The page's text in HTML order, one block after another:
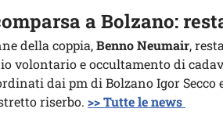
a Bolzano:
della coppia,Benno Neumair,
volontario e occultamento di
dai pm di Bolzano Igor Secco
riserbo. >> Tutte le news